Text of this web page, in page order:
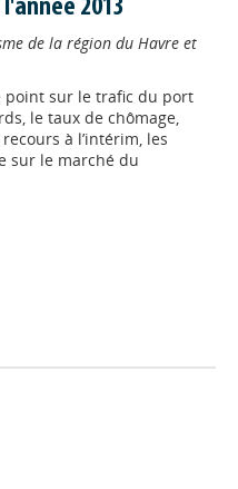
l'année 2013
de la région du Havre et
point sur le trafic du port
le taux de chômage,
à l’intérim, les
sur le marché du